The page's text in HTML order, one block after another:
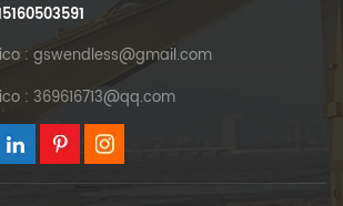
: gswendless@gmail.com
: 369616713@qq.com